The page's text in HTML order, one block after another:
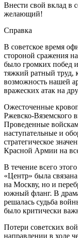
Внести свой вклад в
желающий!
Справка
В советское время
стороной сражения
было громких побед
тяжкий ратный труд,
возможность нашей
вражеских атак на
Ожесточенные
Ржевско-Вяземского
Проведенные
наступательные и
стратегическое
Красной Армии на
В течение всего
«Центр» была
на Москву, но и
южный фланг. В
решалась судьба
было критически
Потери советских
направлении в ходе